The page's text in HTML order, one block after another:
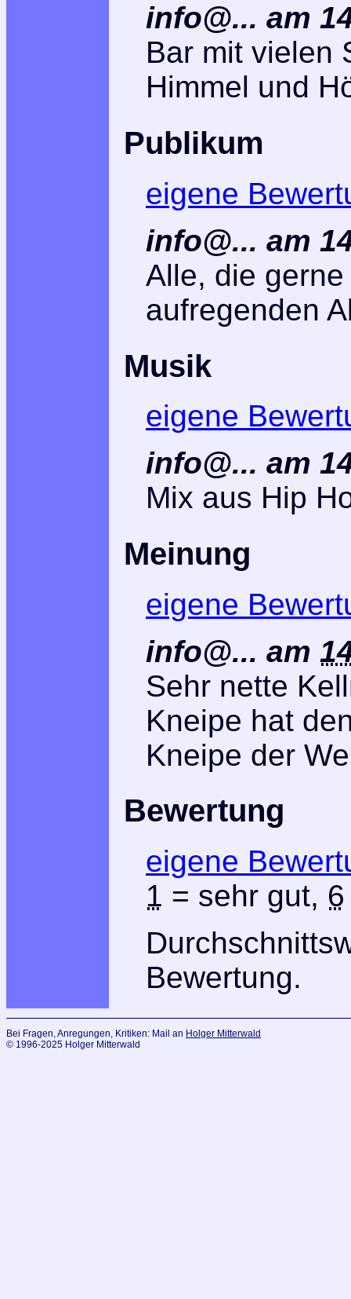
info@... am
Bar mit vielen
Himmel und
Publikum
eigene
info@... am
Alle, die
aufregenden
Musik
eigene
info@... am
Mix aus Hip
Meinung
eigene
info@... am
Sehr nette
Kneipe hat
Kneipe der
Bewertung
eigene
1 = sehr gut, 6
Bewertung.
Bei Fragen, Anregungen, Kritiken: Mail an Holger Mitterwald
© 1996-2025 Holger Mitterwald